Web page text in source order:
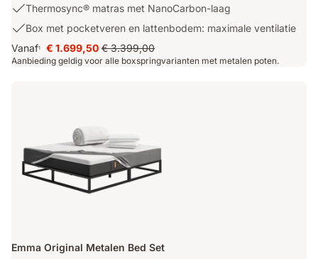
Gemiddelde
stevigheid
USP
Thermosync®
matras
met
Thermosync® matras met NanoCarbon-laag
USP
3:
Box
Box met pocketveren en lattenbodem: maximale ventilatie
Vanaf1
Prijs
€ 1.699,50
€ 1.699,50 Oorspronkelijke
prijs
€ 3.399,00
Aanbieding geldig voor alle boxspringvarianten met metalen poten.
Emma Original Metalen Bed Set